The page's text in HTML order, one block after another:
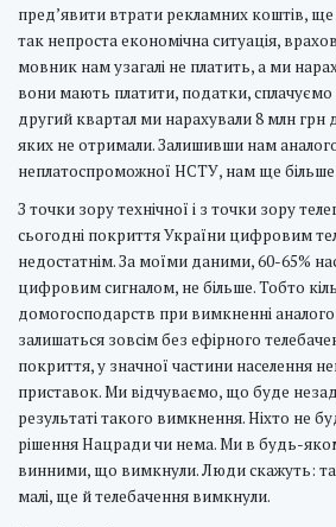
пред’явити втрати рекламних коштів, ще
так непроста економічна ситуація,
мовник нам узагалі не платить, а ми
вони мають платити, податки, сплачуємо
другий квартал ми нарахували 8 млн грн
яких не отримали. Залишивши нам
неплатоспроможної НСТУ, нам ще більше
З точки зору технічної і з точки зору
сьогодні покриття України цифровим
недостатнім. За моїми даними, 60-65%
цифровим сигналом, не більше. Тобто
домогосподарств при вимкненні
залишаться зовсім без ефірного
покриття, у значної частини населення
приставок. Ми відчуваємо, що буде
результаті такого вимкнення. Ніхто не
рішення Нацради чи нема. Ми в будь-
винними, що вимкнули. Люди скажуть:
малі, ще й телебачення вимкнули.